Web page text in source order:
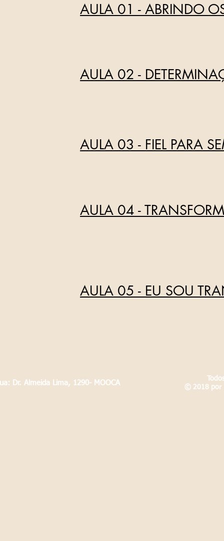
AULA 01 - ABRINDO
AULA 02 -
AULA 03 - FIEL PARA
AULA 04 -
AULA 05 - EU SOU
Dr. Almeida Lima, 1290- MOOCA
© 2018 por